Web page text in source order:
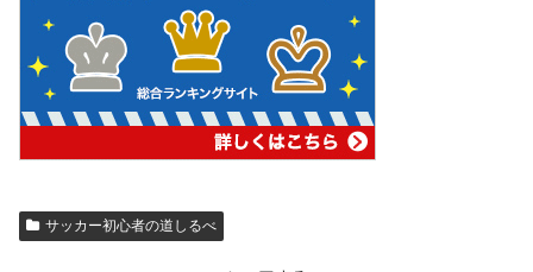
サッカー初心者の道しるべ